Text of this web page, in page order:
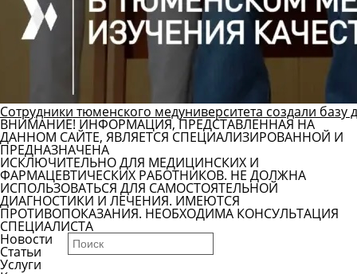
Сотрудники тюменского медуниверситета создали
ВНИМАНИЕ! ИНФОРМАЦИЯ, ПРЕДСТАВЛЕННАЯ НА
ДАННОМ САЙТЕ, ЯВЛЯЕТСЯ СПЕЦИАЛИЗИРОВАННОЙ И
ПРЕДНАЗНАЧЕНА
ИСКЛЮЧИТЕЛЬНО ДЛЯ МЕДИЦИНСКИХ И
ФАРМАЦЕВТИЧЕСКИХ РАБОТНИКОВ. НЕ ДОЛЖНА
ИСПОЛЬЗОВАТЬСЯ ДЛЯ САМОСТОЯТЕЛЬНОЙ
ДИАГНОСТИКИ И ЛЕЧЕНИЯ. ИМЕЮТСЯ
ПРОТИВОПОКАЗАНИЯ. НЕОБХОДИМА КОНСУЛЬТАЦИЯ
СПЕЦИАЛИСТА
Новости
Статьи
Услуги